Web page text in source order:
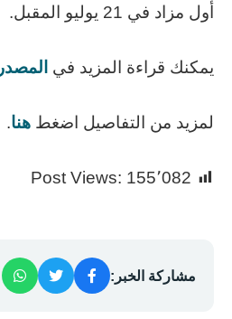
أول مزاد في 21 يوليو المقبل.
يمكنك قراءة المزيد في المصدر
لمزيد من التفاصيل اضغط هنا.
Post Views: 155٬082
مشاركة الخبر: